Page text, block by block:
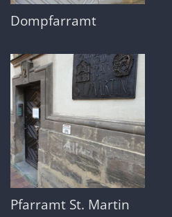
Dompfarramt
Pfarramt St. Martin